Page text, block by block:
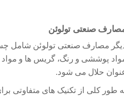
صنعتی تولوئن
مصارف صنعتی تولوئن شامل
پوششی و رنگ، گریس ها و
حلال می شود.
طور کلی از تکنیک های متفاوتی